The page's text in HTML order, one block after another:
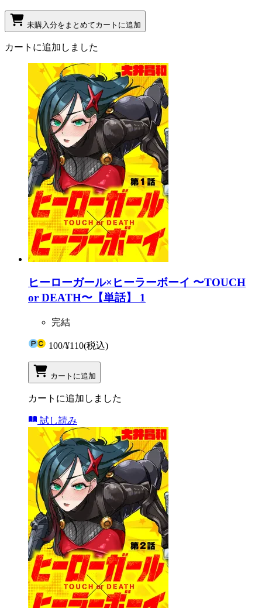
未購入分をまとめてカートに追加
カートに追加しました
ヒーローガール×ヒーラーボーイ 〜TOUCH
or DEATH〜【単話】 1
完結
100/¥110(税込)
カートに追加
カートに追加しました
試し読み